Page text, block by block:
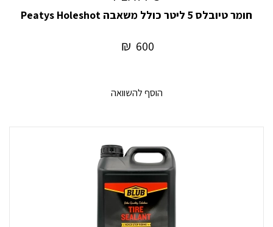
חומר טיובלס 5 ליטר כולל משאבה Peatys Holeshot
600
₪
הוסף להשוואה